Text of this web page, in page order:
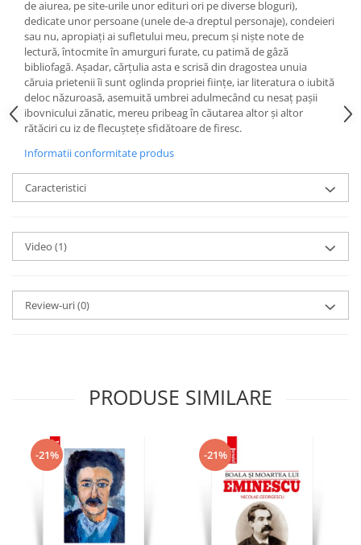
de aiurea, pe site-urile unor edituri ori pe diverse bloguri),
dedicate unor persoane (unele de-a dreptul personaje), condeieri
sau nu, apropiați ai sufletului meu, precum și niște note de
lectură, întocmite în amurguri furate, cu patimă de gâză
bibliofagă. Așadar, cărțulia asta e scrisă din dragostea unuia
căruia prietenii îi sunt oglinda propriei ființe, iar literatura o iubită
deloc năzuroasă, asemuită umbrei adulmecând cu nesaț pașii
ibovnicului zănatic, mereu pribeag în căutarea altor și altor
rătăciri cu iz de flecuștețe sfidătoare de firesc.
Informatii conformitate produs
Caracteristici
Video (1)
Review-uri(0)
PRODUSE SIMILARE
-21% -21%